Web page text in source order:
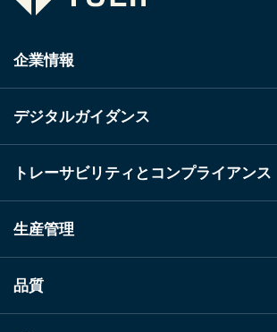
企業情報
デジタルガイダンス
トレーサビリティとコンプライアンス
生産管理
品質